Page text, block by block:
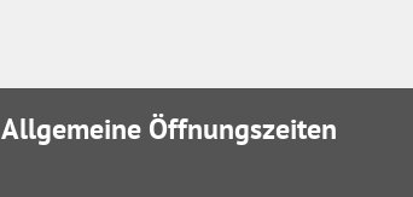
Allgemeine Öffnungszeiten